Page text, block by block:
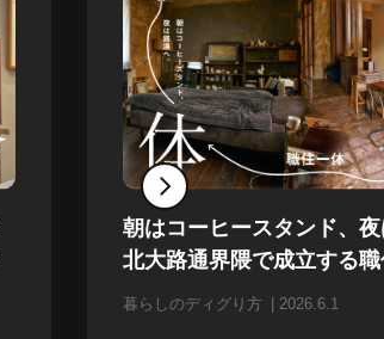
朝はコーヒースタンド、
北大路通界隈で成立する
暮らしのディグり方 2026.6.1